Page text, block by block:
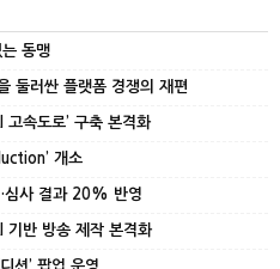
동맹
둘러싼 플랫폼 경쟁의 재편
속도로’ 구축 본격화
개소
심사 결과 20% 반영
기반 방송 제작 본격화